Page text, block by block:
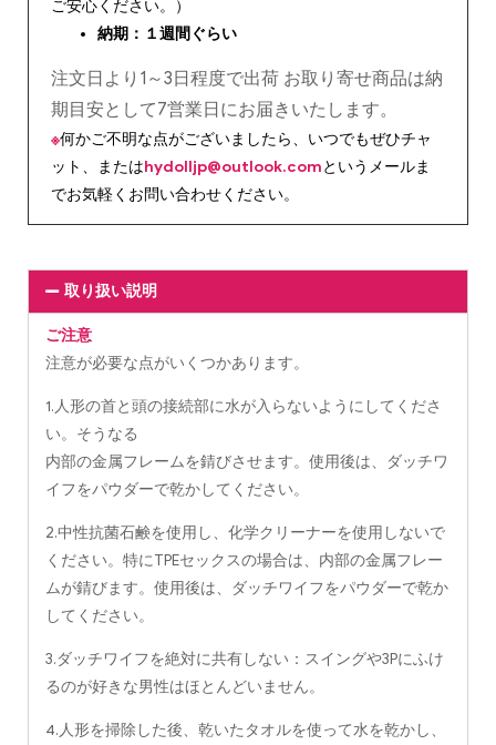
ご安心ください。）
納期：１週間ぐらい
注文日より1～3日程度で出荷 お取り寄せ商品は納
期目安として7営業日にお届きいたします。
※何かご不明な点がございましたら、いつでもぜひチャ
ット、またはhydolljp@outlook.comというメールま
でお気軽くお問い合わせください。
取り扱い説明
ご注意
注意が必要な点がいくつかあります。
1.人形の首と頭の接続部に水が入らないようにしてくださ
い。そうなる
内部の金属フレームを錆びさせます。使用後は、ダッチワ
イフをパウダーで乾かしてください。
2.中性抗菌石鹸を使用し、化学クリーナーを使用しないで
ください。特にTPEセックスの場合は、内部の金属フレー
ムが錆びます。使用後は、ダッチワイフをパウダーで乾か
してください。
3.ダッチワイフを絶対に共有しない：スイングや3Pにふけ
るのが好きな男性はほとんどいません。
4.人形を掃除した後、乾いたタオルを使って水を乾かし、